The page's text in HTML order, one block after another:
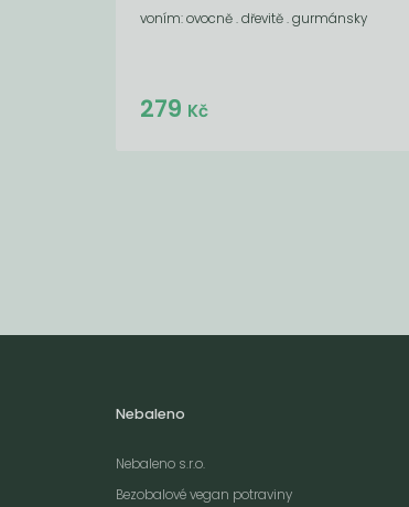
voním: ovocně . dřevitě . gurmánsky
Do košíku:
279 Kč
Nebaleno
Nebaleno s.r.o.
Bezobalové vegan potraviny